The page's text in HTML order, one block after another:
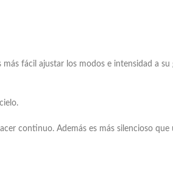
fácil ajustar los modos e intensidad a su
continuo. Además es más silencioso que